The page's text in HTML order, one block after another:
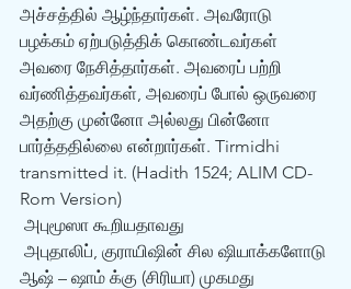
அச்சத்தில் ஆழ்ந்தார்கள். அவரோடு
பழக்கம் ஏற்படுத்திக் கொண்டவர்கள்
அவரை நேசித்தார்கள். அவரைப் பற்றி
வர்ணித்தவர்கள், அவரைப் போல் ஒருவரை
அதற்கு முன்னோ அல்லது பின்னோ
பார்த்ததில்லை என்றார்கள். Tirmidhi
transmitted it. (Hadith 1524; ALIM CD-
Rom Version)
அபுமூஸா கூறியதாவது
ஆஷ் – ஷாம் க்கு (சிரியா) முகமது